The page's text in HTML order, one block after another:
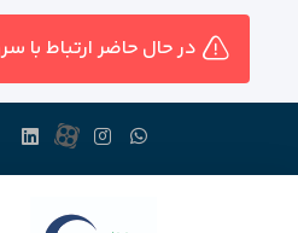
در حال حاضر ارتباط با